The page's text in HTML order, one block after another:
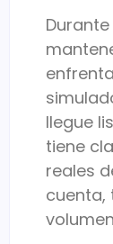
llegue
tiene
reales
cuenta,